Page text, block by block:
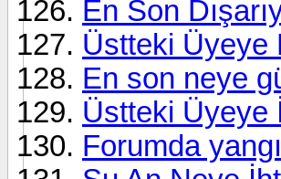
En Son
Üstteki Üyeye
En son neye
Üstteki Üyeye
Forumda